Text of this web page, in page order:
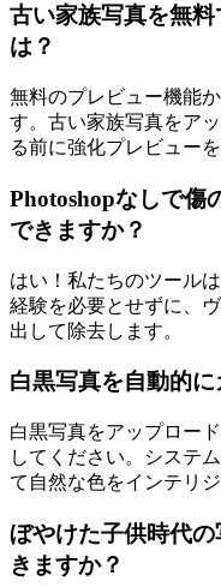
古い家族写真を無
は？
無料のプレビュー機能
す。古い家族写真をア
る前に強化プレビュー
Photoshopなしで傷
できますか？
はい！私たちのツール
経験を必要とせずに、
出して除去します。
白黒写真を自動的
白黒写真をアップロー
してください。システ
て自然な色をインテリ
ぼやけた子供時代
きますか？